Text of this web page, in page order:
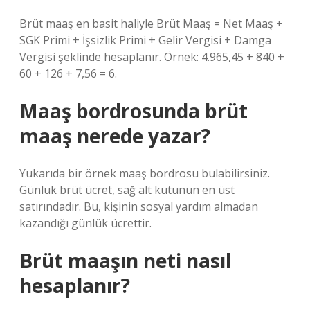
Brüt maaş en basit haliyle Brüt Maaş = Net Maaş +
SGK Primi + İşsizlik Primi + Gelir Vergisi + Damga
Vergisi şeklinde hesaplanır. Örnek: 4.965,45 + 840 +
60 + 126 + 7,56 = 6.
Maaş bordrosunda brüt
maaş nerede yazar?
Yukarıda bir örnek maaş bordrosu bulabilirsiniz.
Günlük brüt ücret, sağ alt kutunun en üst
satırındadır. Bu, kişinin sosyal yardım almadan
kazandığı günlük ücrettir.
Brüt maaşın neti nasıl
hesaplanır?